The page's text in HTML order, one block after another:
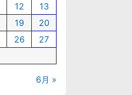
12
13
19
20
26
27
6月 »